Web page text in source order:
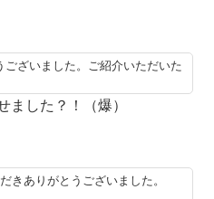
ざいました。ご紹介いただいた
ました？！（爆）
きありがとうございました。